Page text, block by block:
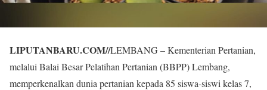
LIPUTANBARU.COM//LEMBANG – Kementerian Pertanian,
melalui Balai Besar Pelatihan Pertanian (BBPP) Lembang,
memperkenalkan dunia pertanian kepada 85 siswa-siswi kelas 7,